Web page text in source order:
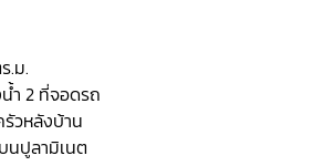
.ม.
ำ 2 ที่จอดรถ
วหลังบ้าน
นปูลามิเนต